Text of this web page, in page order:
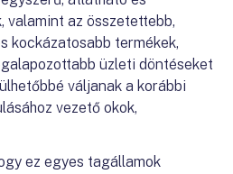
valamint az összetettebb,
kockázatosabb termékek,
üzleti döntéseket
váljanak a korábbi
vezető okok,
ez egyes tagállamok